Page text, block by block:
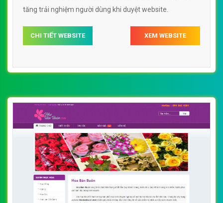
tăng trải nghiệm người dùng khi duyệt website.
CHI TIẾT WEBSITE XEM WEBSITE